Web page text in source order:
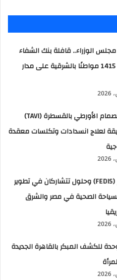
الوزراء.. قافلة بنك الشفاء
تكشف على 1415 مواطنًا بالشرقية على مدار
إجراء زراعة الصمام الأورطي بالقسطرة (TAVI)
لعلاج انسدادات وتكلسات معقدة
فيكسد مصر (FEDIS) وحلول تتشاركان في تطوير
الصحية في مصر والشرق
للكشف المبكر بالقاهرة الجديدة